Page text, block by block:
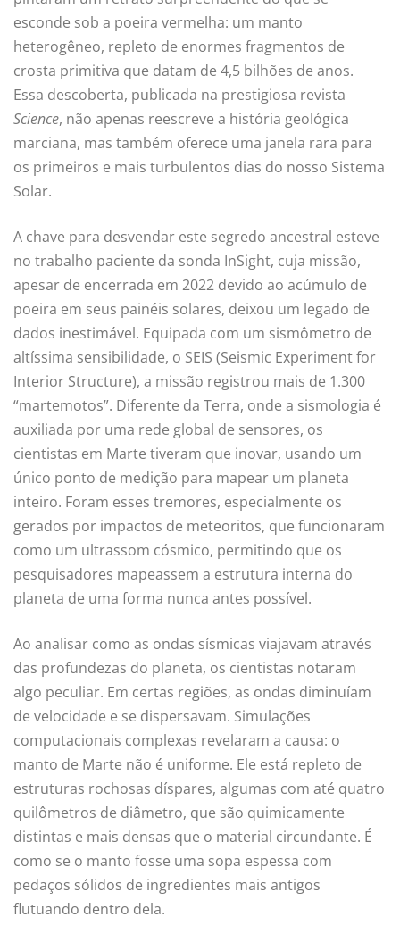
esconde sob a poeira vermelha: um manto
heterogêneo, repleto de enormes fragmentos de
crosta primitiva que datam de 4,5 bilhões de anos.
Essa descoberta, publicada na prestigiosa revista
Science, não apenas reescreve a história geológica
marciana, mas também oferece uma janela rara para
os primeiros e mais turbulentos dias do nosso Sistema
Solar.
A chave para desvendar este segredo ancestral esteve
no trabalho paciente da sonda InSight, cuja missão,
apesar de encerrada em 2022 devido ao acúmulo de
poeira em seus painéis solares, deixou um legado de
dados inestimável. Equipada com um sismômetro de
altíssima sensibilidade, o SEIS (Seismic Experiment for
Interior Structure), a missão registrou mais de 1.300
“martemotos”. Diferente da Terra, onde a sismologia é
auxiliada por uma rede global de sensores, os
cientistas em Marte tiveram que inovar, usando um
único ponto de medição para mapear um planeta
inteiro. Foram esses tremores, especialmente os
gerados por impactos de meteoritos, que funcionaram
como um ultrassom cósmico, permitindo que os
pesquisadores mapeassem a estrutura interna do
planeta de uma forma nunca antes possível.
Ao analisar como as ondas sísmicas viajavam através
das profundezas do planeta, os cientistas notaram
algo peculiar. Em certas regiões, as ondas diminuíam
de velocidade e se dispersavam. Simulações
computacionais complexas revelaram a causa: o
manto de Marte não é uniforme. Ele está repleto de
estruturas rochosas díspares, algumas com até quatro
quilômetros de diâmetro, que são quimicamente
distintas e mais densas que o material circundante. É
como se o manto fosse uma sopa espessa com
pedaços sólidos de ingredientes mais antigos
flutuando dentro dela.